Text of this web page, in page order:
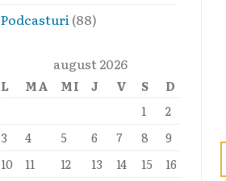
Podcasturi(88)
august 2026
L MA MI J V S
D
1
2
3
4 5 6 7 8
9
10
11 12 13 14 15
16